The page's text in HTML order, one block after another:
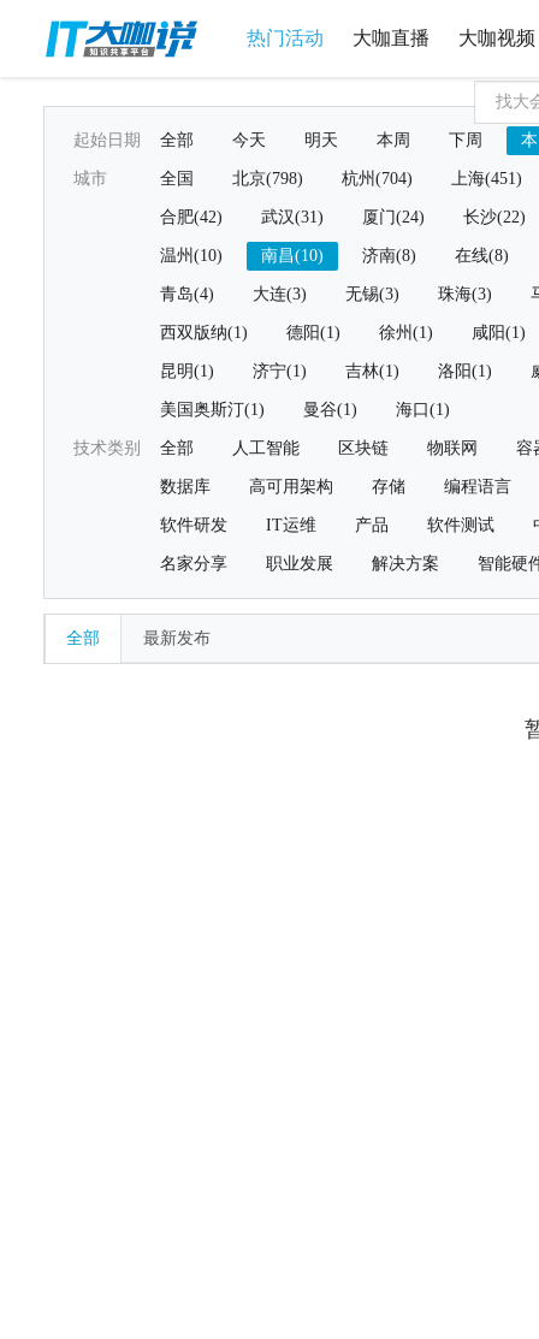
热门活动 大咖直播 大咖视频
起始日期 全部 今天 明天 本周 下周
城市 全国 北京(798) 杭州(704) 上海(451)
合肥(42) 武汉(31) 厦门(24) 长沙(22)
温州(10) 南昌(10) 济南(8) 在线(8)
青岛(4) 大连(3) 无锡(3) 珠海(3)
西双版纳(1) 德阳(1) 徐州(1) 咸阳(1)
昆明(1) 济宁(1) 吉林(1) 洛阳(1)
美国奥斯汀(1) 曼谷(1) 海口(1)
技术类别 全部 人工智能 区块链 物联网 容
数据库 高可用架构 存储 编程语言
软件研发 IT运维 产品 软件测试
名家分享 职业发展 解决方案 智能硬
全部 最新发布